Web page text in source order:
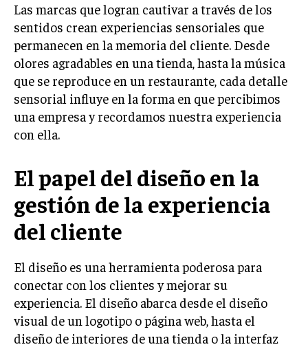
TRANSFORMACIÓN DIGITAL
ANALÍTICA EMPRESARIAL Y BUSINESS
INTELLIGENCE
CIBERSEGURIDAD EMPRESARIAL
ESTRATEGIA
EMPRESAS FAMILIARES Y SUCESIÓN
NEGOCIACIÓN Y RESOLUCIÓN DE CONFLICTOS
DERECHO EMPRESARIAL Y REGULACIONES
ÉXITO EMPRESARIAL Y CASOS DE ESTUDIO
GOBIERNO CORPORATIVO
NEGOCIOS
ESTRATEGIAS DE NEGOCIOS
MARKETING B2B
Las marcas que logran cautivar a través de los
sentidos crean experiencias sensoriales que
permanecen en la memoria del cliente. Desde
olores agradables en una tienda, hasta la música
que se reproduce en un restaurante, cada detalle
sensorial influye en la forma en que percibimos
una empresa y recordamos nuestra experiencia
con ella.
El papel del diseño en la
gestión de la experiencia
del cliente
El diseño es una herramienta poderosa para
conectar con los clientes y mejorar su
experiencia. El diseño abarca desde el diseño
visual de un logotipo o página web, hasta el
diseño de interiores de una tienda o la interfaz